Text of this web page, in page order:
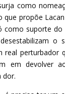
como
propõe Lacan
suporte do
o
real perturbador
em devolver
dor.